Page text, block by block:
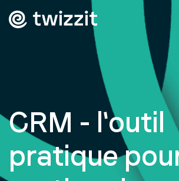
CRM - l'outil
pratique